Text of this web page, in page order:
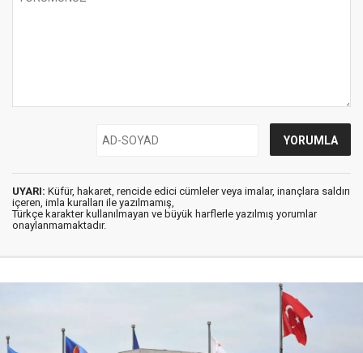
UYARI: Küfür, hakaret, rencide edici cümleler veya imalar, inançlara saldırı
içeren, imla kuralları ile yazılmamış,
Türkçe karakter kullanılmayan ve büyük harflerle yazılmış yorumlar
onaylanmamaktadır.